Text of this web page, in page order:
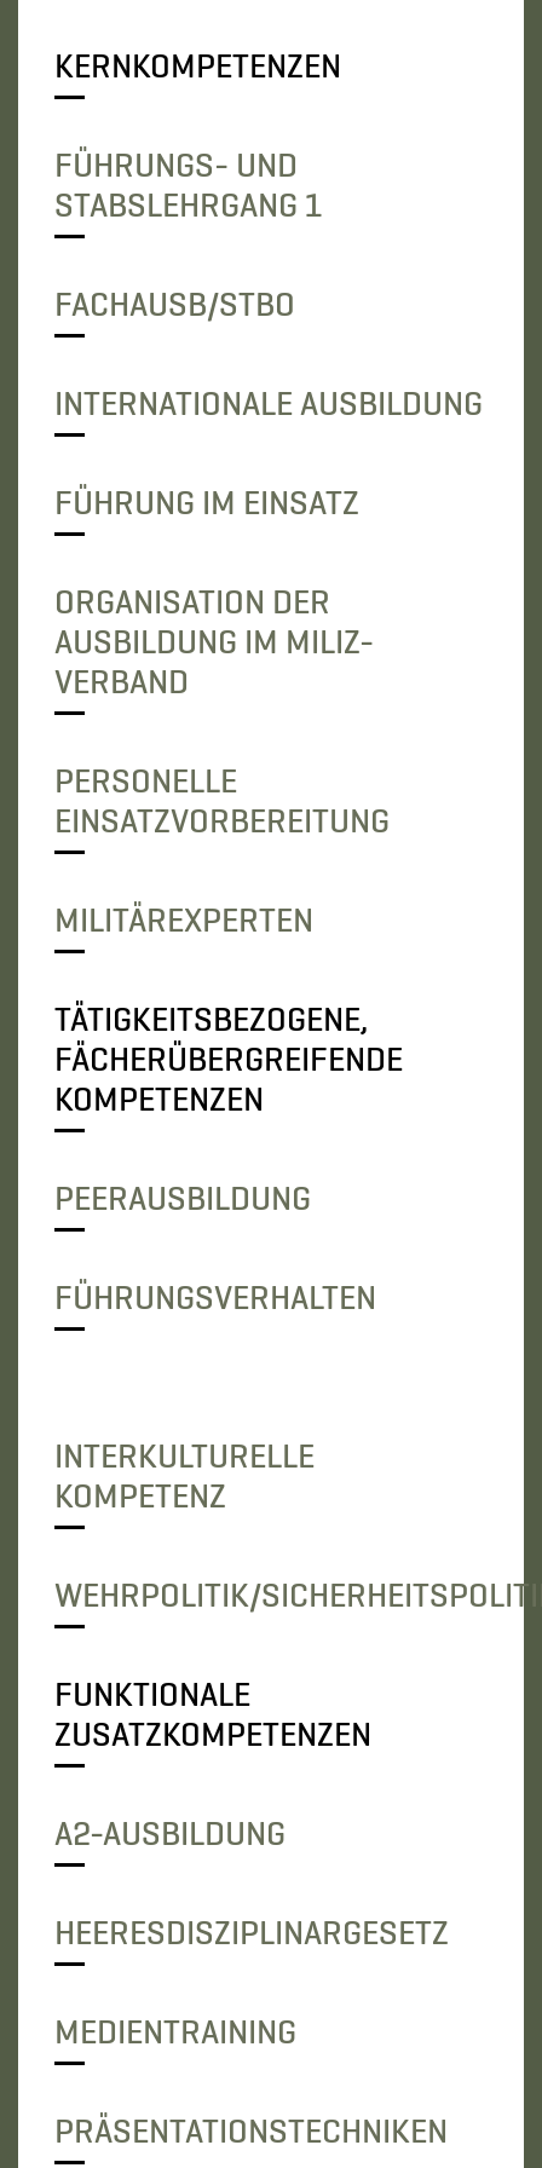
KERNKOMPETENZEN
FÜHRUNGS- UND
STABSLEHRGANG 1
FACHAUSB/STBO
INTERNATIONALE AUSBILDUNG
FÜHRUNG IM EINSATZ
ORGANISATION DER
AUSBILDUNG IM MILIZ-
VERBAND
PERSONELLE
EINSATZVORBEREITUNG
MILITÄREXPERTEN
TÄTIGKEITSBEZOGENE,
FÄCHERÜBERGREIFENDE
KOMPETENZEN
PEERAUSBILDUNG
FÜHRUNGSVERHALTEN
INTERKULTURELLE
KOMPETENZ
WEHRPOLITIK/
FUNKTIONALE
ZUSATZKOMPETENZEN
A2-AUSBILDUNG
HEERESDISZIPLINARGESETZ
MEDIENTRAINING
PRÄSENTATIONSTECHNIKEN